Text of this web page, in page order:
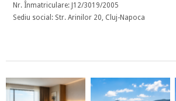
Nr. Înmatriculare: J12/3019/2005
Sediu social: Str. Arinilor 20, Cluj-Napoca